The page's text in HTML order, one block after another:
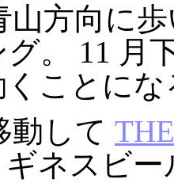
山方向に
グ。 11 月
くことにな
動して
ネスビ